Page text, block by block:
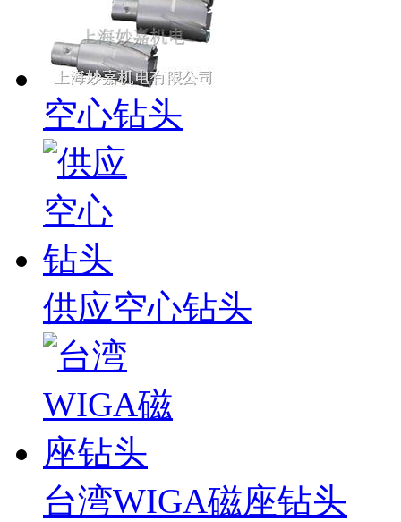
空心钻头
供应空心钻头
台湾WIGA磁座钻头